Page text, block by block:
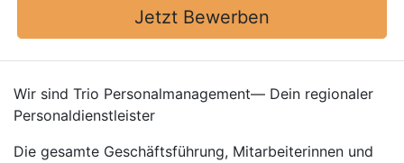
Jetzt Bewerben
Wir sind Trio Personalmanagement— Dein regionaler
Personaldienstleister
Die gesamte Geschäftsführung, Mitarbeiterinnen und